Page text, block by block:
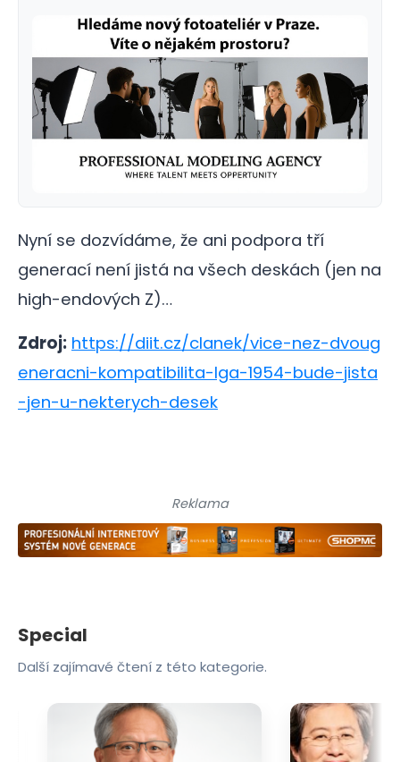
Nyní se dozvídáme, že ani podpora tří
generací není jistá na všech deskách (jen na
high-endových Z)…
Zdroj: https://diit.cz/clanek/vice-nez-dvoug
eneracni-kompatibilita-lga-1954-bude-jista
-jen-u-nekterych-desek
Reklama
Special
Další zajímavé čtení z této kategorie.